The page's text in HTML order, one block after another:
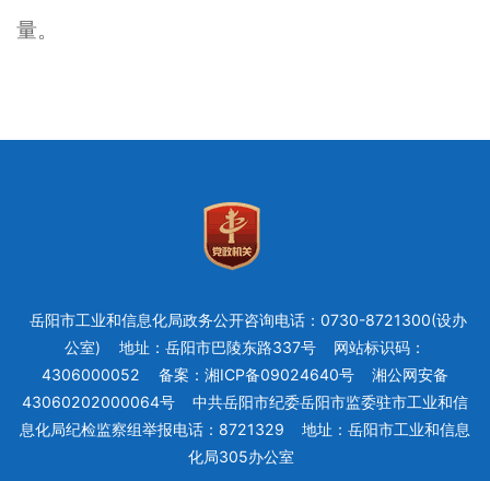
量。
岳阳市工业和信息化局政务公开咨询电话：0730-8721300(设办
公室)
地址：岳阳市巴陵东路337号
网站标识码：
4306000052
备案：湘ICP备09024640号
湘公网安备
43060202000064号
中共岳阳市纪委岳阳市监委驻市工业和信
息化局纪检监察组举报电话：8721329
地址：岳阳市工业和信息
化局305办公室